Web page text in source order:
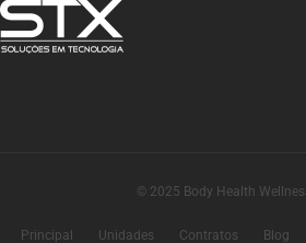
© 2025 Body Health
Principal Unidades Contratos Blog